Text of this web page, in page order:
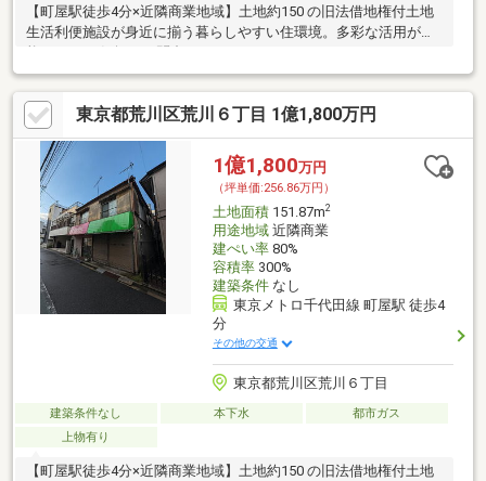
【町屋駅徒歩4分×近隣商業地域】土地約150 の旧法借地権付土地
生活利便施設が身近に揃う暮らしやすい住環境。多彩な活用が可
東京都荒川区荒川６丁目 1億1,800万円
1億1,800万円
（坪単価:256.86万円）
土地面積151.87m2
用途地域近隣商業
建ぺい率80%
容積率300%
建築条件なし
東京メトロ千代田線 町屋駅 徒歩4
分
その他の交通
東京都荒川区荒川６丁目
建築条件なし 本下水
都市ガス
上物有り
【町屋駅徒歩4分×近隣商業地域】土地約150 の旧法借地権付土地